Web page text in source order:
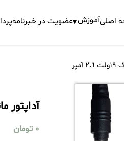
اصلیآموزش عضویت در خبرنامه
آداپتور
0 تومان